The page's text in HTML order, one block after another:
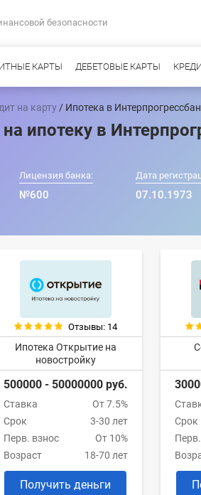
безопасности
КАРТЫ ДЕБЕТОВЫЕ КАРТЫ
на карту / Ипотека в
ипотеку в
Лицензия банка:
№600
Дата
07.10.1973
Отзывы: 14
Ипотека Открытие на
новостройку
500000 - 50000000 руб.
Ставка
От 7.5%
Срок
3-30 лет
Перв. взнос
От 10%
Возраст
18-70 лет
Получить деньги
Срок